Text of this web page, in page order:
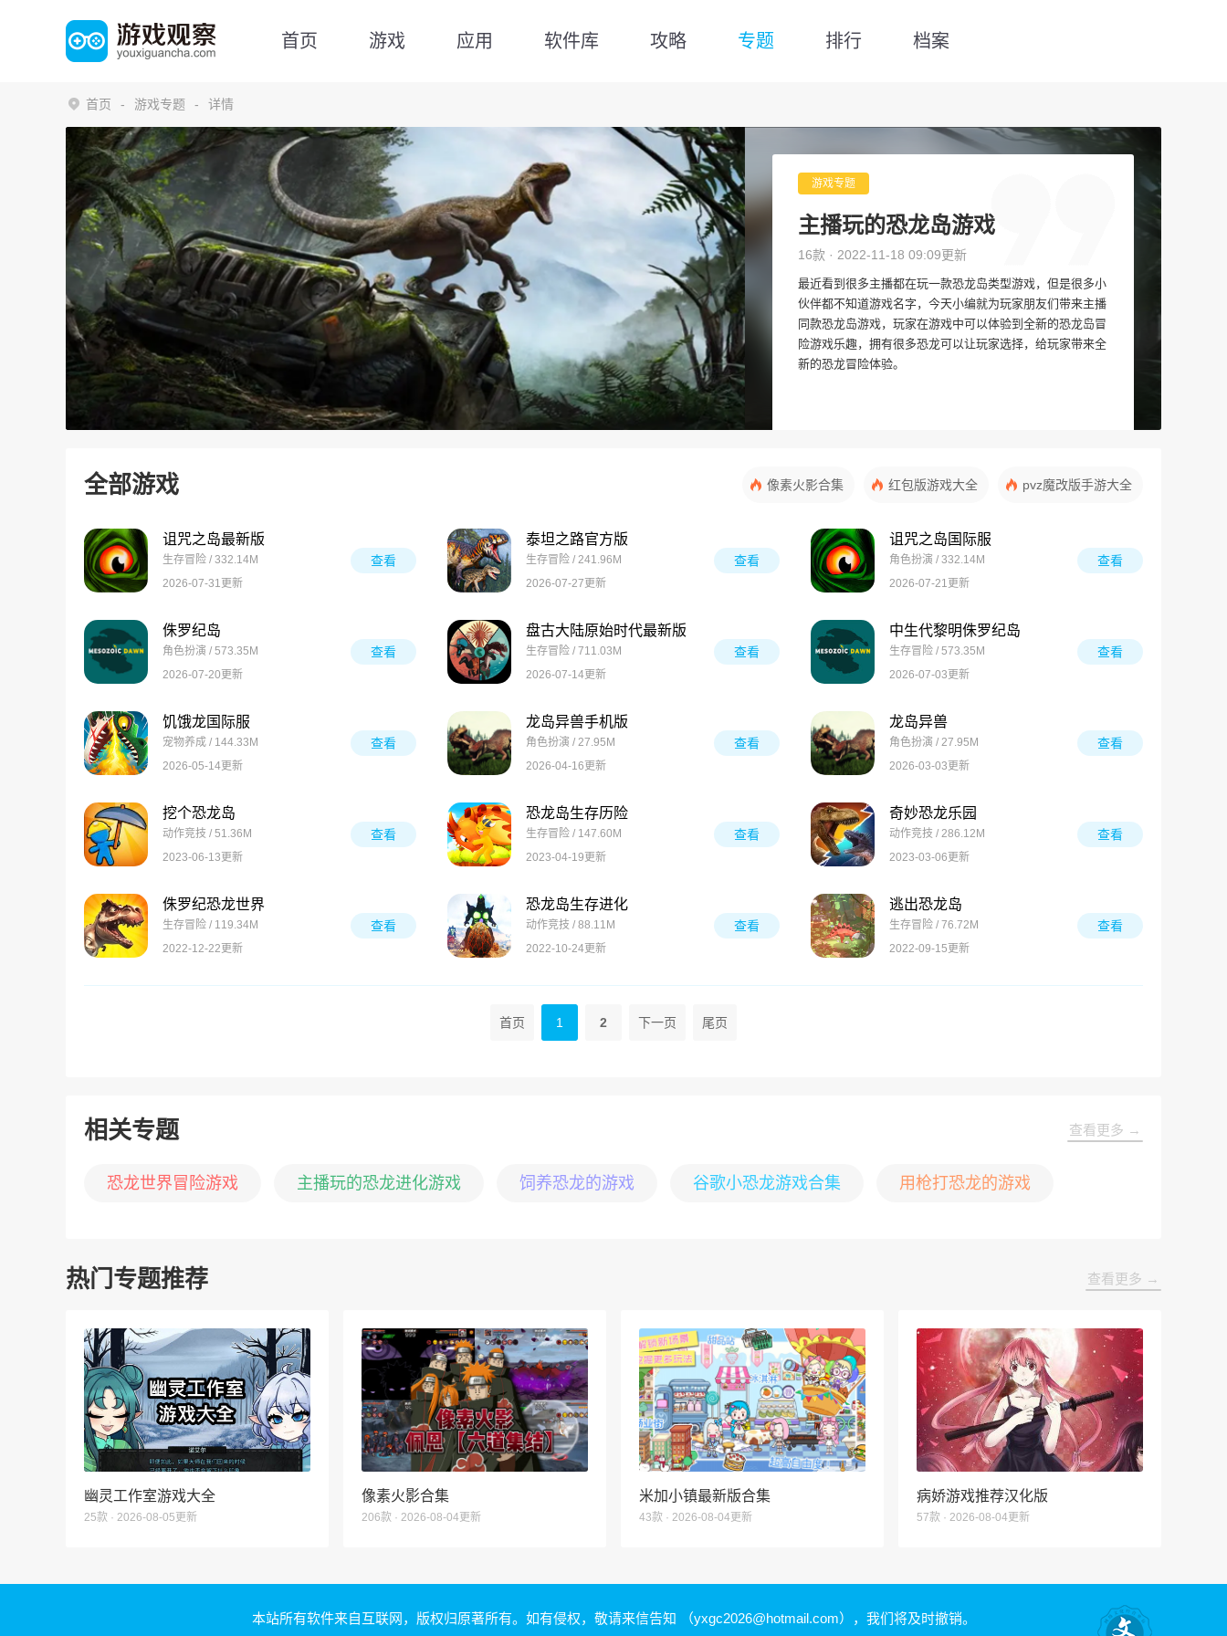
首页 游戏 应用 软件库 攻略 专题 排行 档案
首页 游戏专题 详情
游戏专题
主播玩的恐龙岛游戏
16款 · 2022-11-18 09:09更新
最近看到很多主播都在玩一款恐龙岛类型游戏，但是很多小
伙伴都不知道游戏名字，今天小编就为玩家朋友们带来主播
同款恐龙岛游戏，玩家在游戏中可以体验到全新的恐龙岛冒
险游戏乐趣，拥有很多恐龙可以让玩家选择，给玩家带来全
新的恐龙冒险体验。
全部游戏 像素火影合集 红包版游戏大全 pvz魔改版手游大全
诅咒之岛最新版
生存冒险 / 332.14M
2026-07-31更新
查看
泰坦之路官方版
生存冒险 / 241.96M
2026-07-27更新
查看
诅咒之岛国际服
角色扮演 / 332.14M
2026-07-21更新
查看
侏罗纪岛
角色扮演 / 573.35M
2026-07-20更新
查看
盘古大陆原始时代最新版
生存冒险 / 711.03M
2026-07-14更新
查看
中生代黎明侏罗纪岛
生存冒险 / 573.35M
2026-07-03更新
查看
饥饿龙国际服
宠物养成 / 144.33M
2026-05-14更新
查看
龙岛异兽手机版
角色扮演 / 27.95M
2026-04-16更新
查看
龙岛异兽
角色扮演 / 27.95M
2026-03-03更新
查看
挖个恐龙岛
动作竞技 / 51.36M
2023-06-13更新
查看
恐龙岛生存历险
生存冒险 / 147.60M
2023-04-19更新
查看
奇妙恐龙乐园
动作竞技 / 286.12M
2023-03-06更新
查看
侏罗纪恐龙世界
生存冒险 / 119.34M
2022-12-22更新
查看
恐龙岛生存进化
动作竞技 / 88.11M
2022-10-24更新
查看
逃出恐龙岛
生存冒险 / 76.72M
2022-09-15更新
查看
首页 1 2 下一页 尾页
相关专题 查看更多 →
恐龙世界冒险游戏 主播玩的恐龙进化游戏 饲养恐龙的游戏 谷歌小恐龙游戏合集 用枪打恐龙的游戏
热门专题推荐 查看更多 →
幽灵工作室游戏大全
25款 · 2026-08-05更新
像素火影合集
206款 · 2026-08-04更新
米加小镇最新版合集
43款 · 2026-08-04更新
病娇游戏推荐汉化版
57款 · 2026-08-04更新
本站所有软件来自互联网，版权归原著所有。如有侵权，敬请来信告知 （yxgc2026@hotmail.com） ，我们将及时撤销。